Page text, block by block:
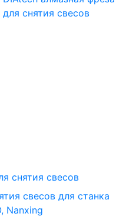
свесов для станка
Nanxing